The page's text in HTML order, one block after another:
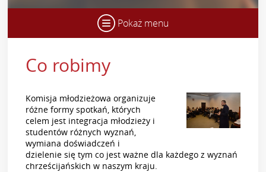
Pokaż menu
Co robimy
Komisja młodzieżowa organizuje
różne formy spotkań, których
celem jest integracja młodzieży i
studentów różnych wyznań,
wymiana doświadczeń i
dzielenie się tym co jest ważne dla każdego z wyznań
chrześcijańskich w naszym kraju.